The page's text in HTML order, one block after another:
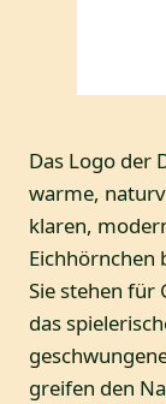
Das Logo der
warme,
klaren,
Eichhörnchen
Sie stehen für
das
greifen den